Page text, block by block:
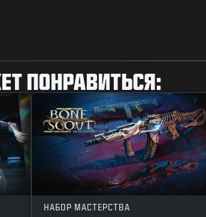
ПОНРАВИТЬСЯ:
НАБОР МАСТЕРСТВА